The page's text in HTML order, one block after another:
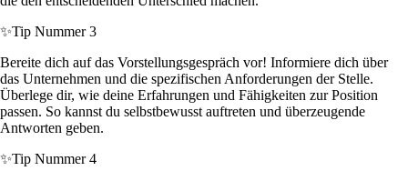
✨Tip Nummer 3
Bereite dich auf das Vorstellungsgespräch vor! Informiere dich über
das Unternehmen und die spezifischen Anforderungen der Stelle.
Überlege dir, wie deine Erfahrungen und Fähigkeiten zur Position
passen. So kannst du selbstbewusst auftreten und überzeugende
Antworten geben.
✨Tip Nummer 4